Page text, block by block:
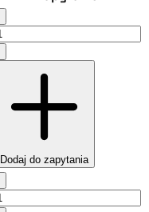
Dodaj do zapytania